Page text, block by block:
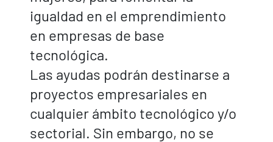
igualdad en el emprendimiento
en empresas de base
tecnológica.
Las ayudas podrán destinarse a
proyectos empresariales en
cualquier ámbito tecnológico y/o
sectorial. Sin embargo, no se